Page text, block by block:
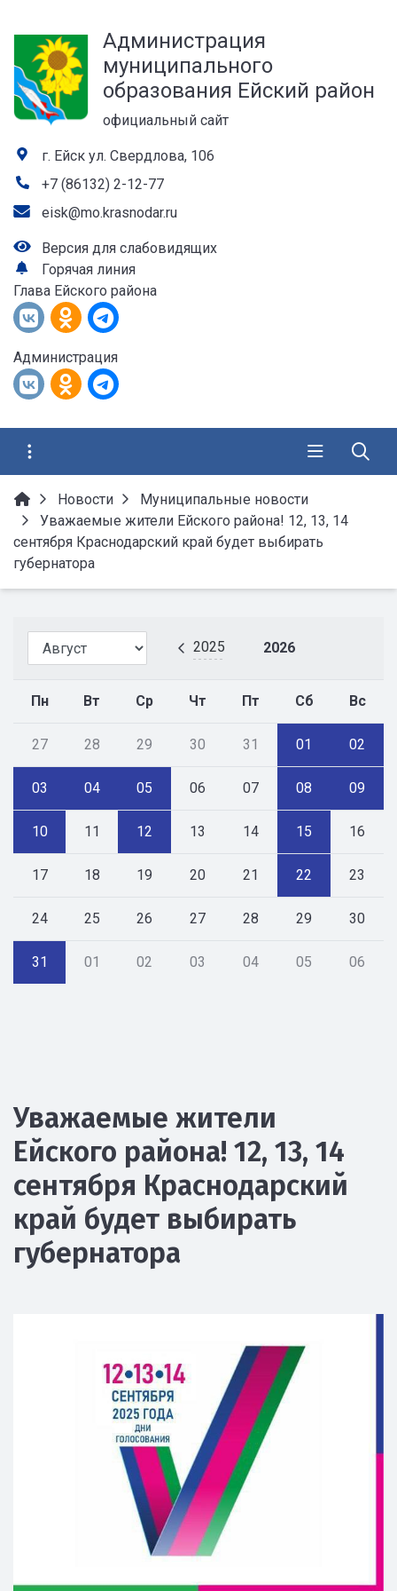
Администрация
муниципального
образования Ейский район
официальный сайт
г. Ейск ул. Свердлова, 106
+7 (86132) 2-12-77
eisk@mo.krasnodar.ru
Версия для слабовидящих
Горячая линия
Глава Ейского района
Администрация
Новости
Муниципальные новости
Уважаемые жители Ейского района! 12, 13, 14
сентября Краснодарский край будет выбирать
губернатора
2025 2026
Пн Вт Ср Чт Пт Сб Вс
27 28 29 30 31 01 02
03 04 05 06 07 08 09
10 11 12 13 14 15 16
17 18 19 20 21 22 23
24 25 26 27 28 29 30
31 01 02 03 04 05 06
Уважаемые жители
Ейского района! 12, 13, 14
сентября Краснодарский
край будет выбирать
губернатора